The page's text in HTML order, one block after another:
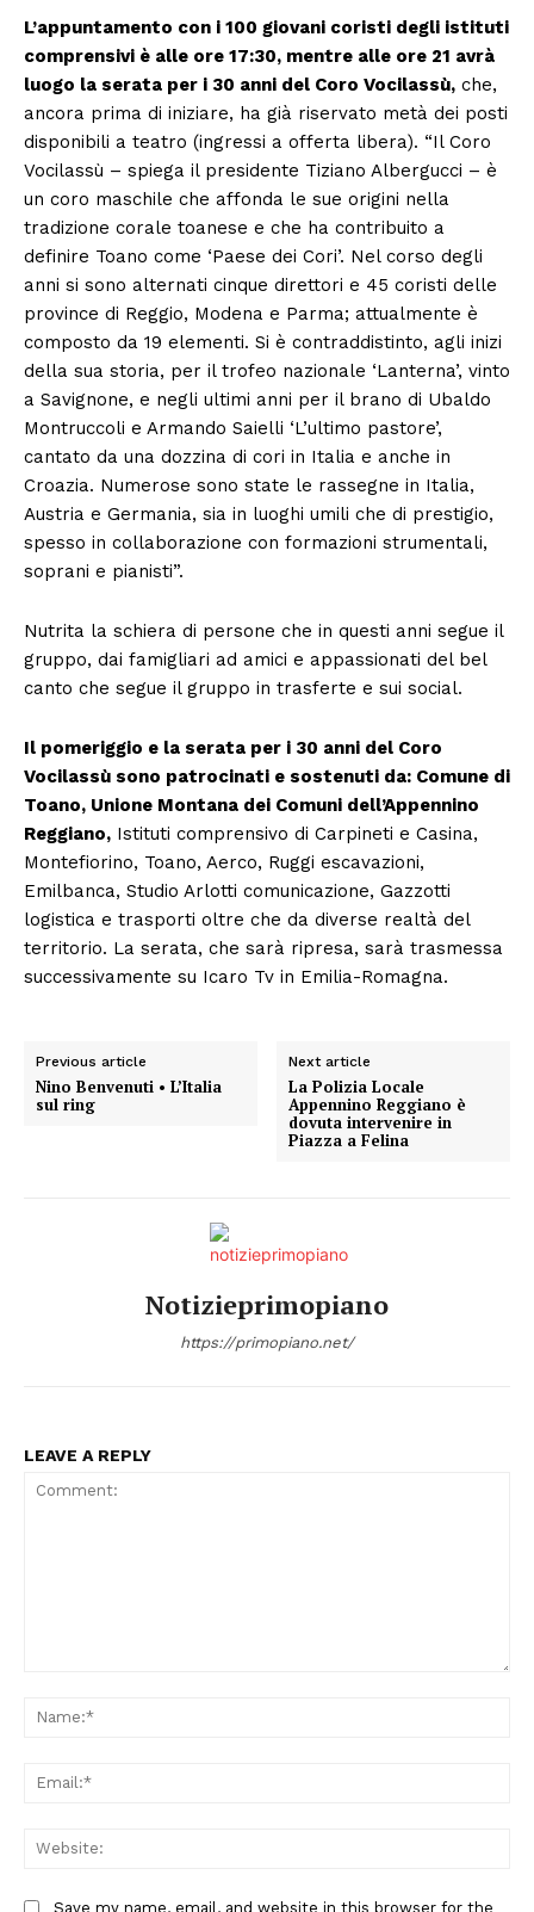
L’appuntamento con i 100 giovani coristi degli istituti
comprensivi è alle ore 17:30, mentre alle ore 21 avrà
luogo la serata per i 30 anni del Coro Vocilassù, che,
ancora prima di iniziare, ha già riservato metà dei posti
disponibili a teatro (ingressi a offerta libera). “Il Coro
Vocilassù – spiega il presidente Tiziano Albergucci – è
un coro maschile che affonda le sue origini nella
tradizione corale toanese e che ha contribuito a
definire Toano come ‘Paese dei Cori’. Nel corso degli
anni si sono alternati cinque direttori e 45 coristi delle
province di Reggio, Modena e Parma; attualmente è
composto da 19 elementi. Si è contraddistinto, agli inizi
della sua storia, per il trofeo nazionale ‘Lanterna’, vinto
a Savignone, e negli ultimi anni per il brano di Ubaldo
Montruccoli e Armando Saielli ‘L’ultimo pastore’,
cantato da una dozzina di cori in Italia e anche in
Croazia. Numerose sono state le rassegne in Italia,
Austria e Germania, sia in luoghi umili che di prestigio,
spesso in collaborazione con formazioni strumentali,
soprani e pianisti”.
Nutrita la schiera di persone che in questi anni segue il
gruppo, dai famigliari ad amici e appassionati del bel
canto che segue il gruppo in trasferte e sui social.
Il pomeriggio e la serata per i 30 anni del Coro
Vocilassù sono patrocinati e sostenuti da: Comune di
Toano, Unione Montana dei Comuni dell’Appennino
Reggiano, Istituti comprensivo di Carpineti e Casina,
Montefiorino, Toano, Aerco, Ruggi escavazioni,
Emilbanca, Studio Arlotti comunicazione, Gazzotti
logistica e trasporti oltre che da diverse realtà del
territorio. La serata, che sarà ripresa, sarà trasmessa
successivamente su Icaro Tv in Emilia-Romagna.
Previous article
Nino Benvenuti • L’Italia
sul ring
Next article
La Polizia Locale
Appennino Reggiano è
dovuta intervenire in
Piazza a Felina
Notizieprimopiano
https://primopiano.net/
LEAVE A REPLY
Save my name, email, and website in this browser for the